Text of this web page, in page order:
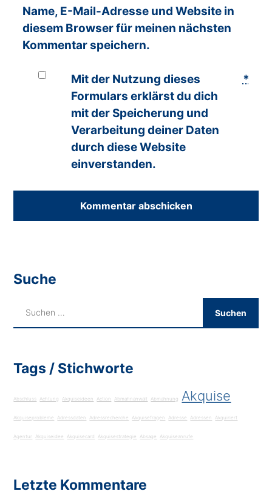
Name, E-Mail-Adresse und Website in
diesem Browser für meinen nächsten
Kommentar speichern.
Mit der Nutzung dieses
Formulars erklärst du dich
mit der Speicherung und
Verarbeitung deiner Daten
durch diese Website
einverstanden.
*
Suche
Tags / Stichworte
Abschluss Achtung Akquiseideen Action Abmahnanwalt Abmahnung Akquise
Akquiseprobleme Adressdaten Adressrecherche Akquisefragen Adresse Adressen Akquiriert
Agentur Akquiseidee Akquisecard Akquisestrategie Absage Akquiseanrufe
Letzte Kommentare